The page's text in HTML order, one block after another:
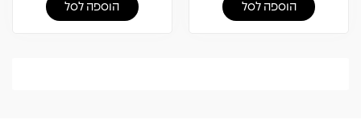
הוספה לסל הוספה לסל